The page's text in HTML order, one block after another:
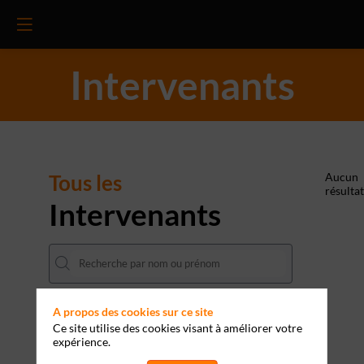
Intervenants
Tous les
Intervenants
Aucun
résultat
A propos des cookies sur ce site
Ce site utilise des cookies visant à améliorer votre
expérience.